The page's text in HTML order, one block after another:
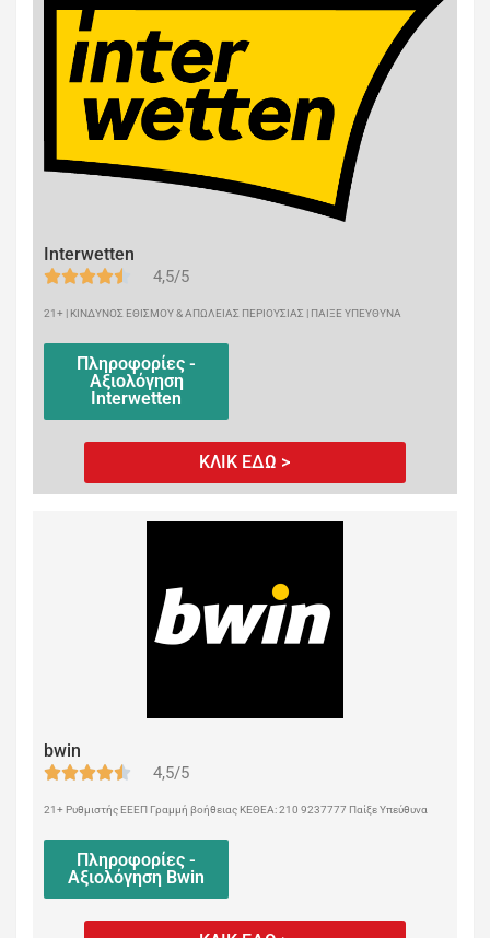
Interwetten
4,5/5
21+ | ΚΙΝΔΥΝΟΣ ΕΘΙΣΜΟΥ & ΑΠΩΛΕΙΑΣ ΠΕΡΙΟΥΣΙΑΣ | ΠΑΙΞΕ ΥΠΕΥΘΥΝΑ
Πληροφορίες -
Αξιολόγηση
Interwetten
ΚΛΙΚ ΕΔΩ >
bwin
4,5/5
21+ Ρυθμιστής ΕΕΕΠ Γραμμή βοήθειας ΚΕΘΕΑ: 210 9237777 Παίξε Υπεύθυνα
Πληροφορίες -
Αξιολόγηση Bwin